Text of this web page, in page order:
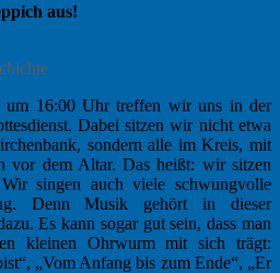
aus!
um 16:00 Uhr treffen wir uns in der
Dabei sitzen wir nicht etwa
sondern alle im Kreis, mit
vor dem Altar. Das heißt: wir sitzen
singen auch viele schwungvolle
Denn Musik gehört in dieser
Es kann sogar gut sein, dass man
kleinen Ohrwurm mit sich trägt:
„Vom Anfang bis zum Ende“, „Er